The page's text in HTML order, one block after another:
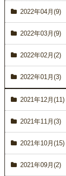
2022年04月(9)
2022年03月(9)
2022年02月(2)
2022年01月(3)
2021年12月(11)
2021年11月(3)
2021年10月(15)
2021年09月(2)